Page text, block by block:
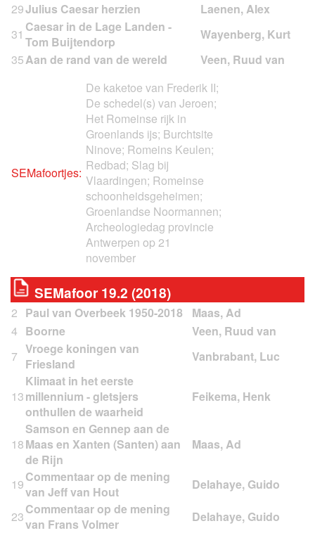
29Julius Caesar herzien
31 Caesar in de Lage Landen -
Tom Buijtendorp
35Aan de rand van de wereld
SEMafoortjes:
De kaketoe van Frederik II;
De schedel(s) van Jeroen;
Het Romeinse rijk in
Groenlands ijs; Burchtsite
Ninove; Romeins Keulen;
Redbad; Slag bij
Vlaardingen; Romeinse
schoonheidsgeheimen;
Groenlandse Noormannen;
Archeologiedag provincie
Antwerpen op 21
november
SEMafoor 19.2 (2018)
2 Paul van Overbeek 1950-2018
4 Boorne
7 Vroege koningen van
Friesland
13
Klimaat in het eerste
millennium - gletsjers
onthullen de waarheid
18
Samson en Gennep aan de
Maas en Xanten (Santen) aan
de Rijn
19Commentaar op de mening
van Jeff van Hout
23Commentaar op de mening
van Frans Volmer